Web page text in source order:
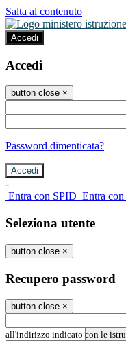
Salta al contenuto
Accedi
Accedi
button close ×
Password dimenticata?
-
Entra con SPID Entra
Seleziona utente
button close ×
Recupero password
button close ×
all'indirizzo indicato con le